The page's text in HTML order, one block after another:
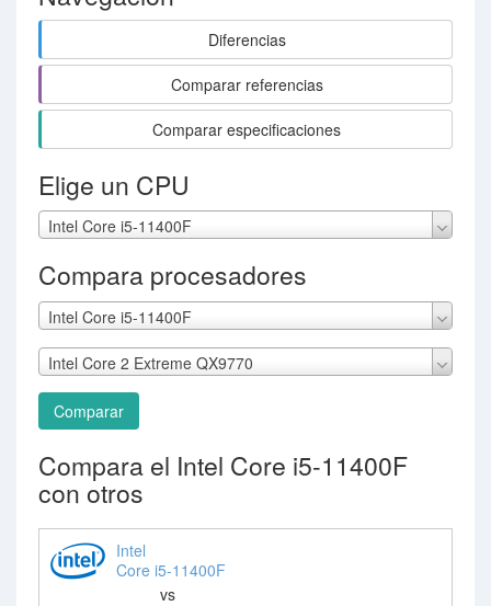
Diferencias
Comparar referencias
Comparar especificaciones
Elige un CPU
Intel Core i5-11400F
Compara procesadores
Intel Core i5-11400F
Intel Core 2 Extreme QX9770
Comparar
Compara el Intel Core i5-11400F
con otros
Intel
Core i5-11400F
vs